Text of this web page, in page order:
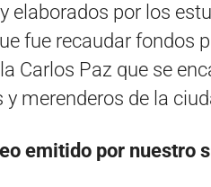
elaborados por los
fue recaudar fondos
Carlos Paz que se
y merenderos de la
emitido por nuestro